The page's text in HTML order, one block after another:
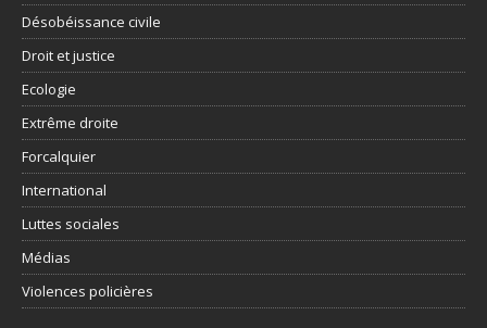
Désobéissance civile
Droit et justice
Ecologie
Extrême droite
Forcalquier
International
Luttes sociales
Médias
Violences policières